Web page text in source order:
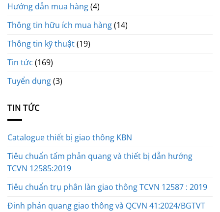
Hướng dẫn mua hàng(4)
Thông tin hữu ích mua hàng(14)
Thông tin kỹ thuật(19)
Tin tức (169)
Tuyển dụng(3)
TIN TỨC
Catalogue thiết bị giao thông KBN
Tiêu chuẩn tấm phản quang và thiết bị dẫn hướng
TCVN 12585:2019
Tiêu chuẩn trụ phân làn giao thông TCVN 12587 : 2019
Đinh phản quang giao thông và QCVN 41:2024/BGTVT